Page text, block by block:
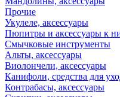
Прочие
Укулеле, аксессуары
Пюпитры и аксессуары к
Смычковые инструменты
Альты, аксессуары
Виолончели, аксессуары
Канифоли, средства для
Контрабасы, аксессуары